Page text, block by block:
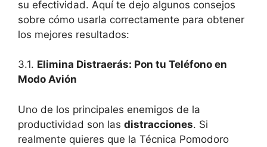
su efectividad. Aquí te dejo algunos consejos
sobre cómo usarla correctamente para obtener
los mejores resultados:
3.1. Elimina Distraerás: Pon tu Teléfono en
Modo Avión
Uno de los principales enemigos de la
productividad son las distracciones. Si
realmente quieres que la Técnica Pomodoro